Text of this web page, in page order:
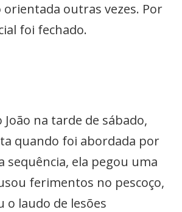
outras vezes. Por
foi fechado.
na tarde de sábado,
quando foi abordada por
sequência, ela pegou uma
ferimentos no pescoço,
o laudo de lesões